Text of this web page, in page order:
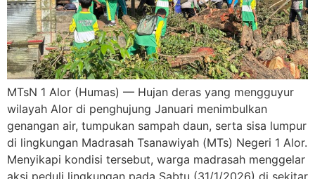
MTsN 1 Alor (Humas) — Hujan deras yang mengguyur
wilayah Alor di penghujung Januari menimbulkan
genangan air, tumpukan sampah daun, serta sisa lumpur
di lingkungan Madrasah Tsanawiyah (MTs) Negeri 1 Alor.
Menyikapi kondisi tersebut, warga madrasah menggelar
aksi peduli lingkungan pada Sabtu (31/1/2026) di sekitar